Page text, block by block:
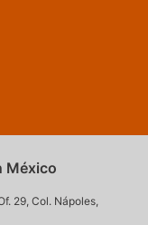
México
29, Col. Nápoles,